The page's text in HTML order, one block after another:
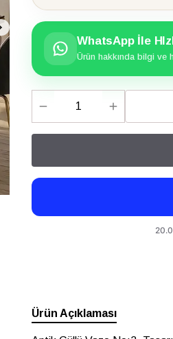
WhatsApp İle
Ürün hakkında bilgi ve
Ürün Açıklaması